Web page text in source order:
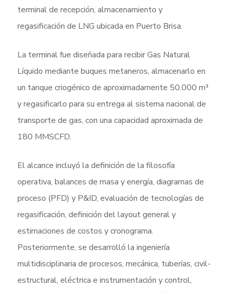
terminal de recepción, almacenamiento y
regasificación de LNG ubicada en Puerto Brisa.
La terminal fue diseñada para recibir Gas Natural
Líquido mediante buques metaneros, almacenarlo en
un tanque criogénico de aproximadamente 50.000 m³
y regasificarlo para su entrega al sistema nacional de
transporte de gas, con una capacidad aproximada de
180 MMSCFD.
El alcance incluyó la definición de la filosofía
operativa, balances de masa y energía, diagramas de
proceso (PFD) y P&ID, evaluación de tecnologías de
regasificación, definición del layout general y
estimaciones de costos y cronograma.
Posteriormente, se desarrolló la ingeniería
multidisciplinaria de procesos, mecánica, tuberías, civil-
estructural, eléctrica e instrumentación y control,